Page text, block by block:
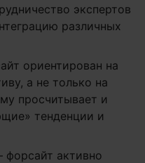
экспертов
различных
ориентирован на
а не только на
просчитывает и
тенденции и
форсайт активно